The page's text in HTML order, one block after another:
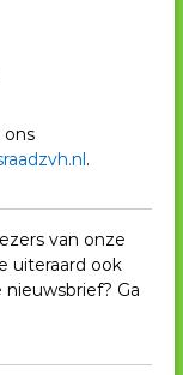
.
van onze
uiteraard ook
Ga